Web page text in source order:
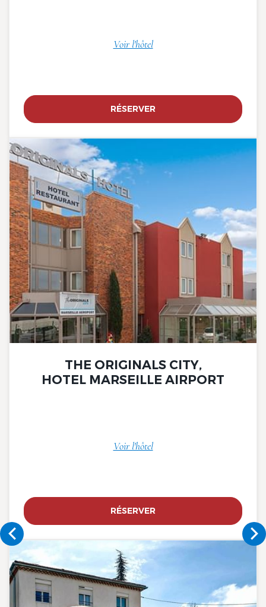
Voir l'hôtel
RÉSERVER
THE ORIGINALS CITY,
HOTEL MARSEILLE AIRPORT
Voir l'hôtel
RÉSERVER